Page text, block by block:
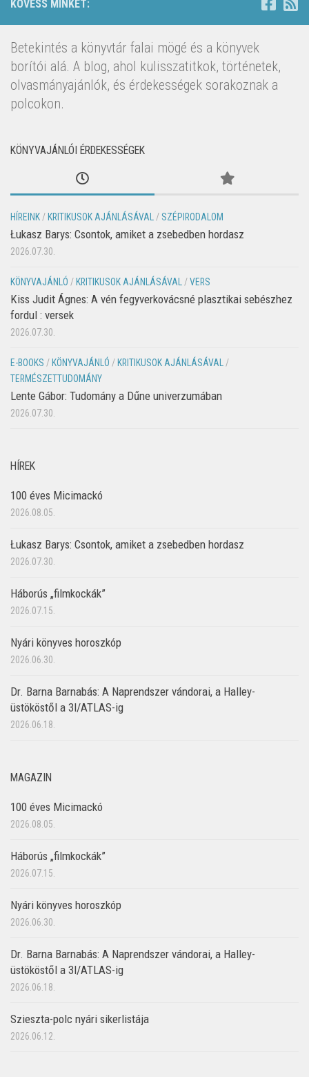
KÖVESS MINKET:
Betekintés a könyvtár falai mögé és a könyvek
borítói alá. A blog, ahol kulisszatitkok, történetek,
olvasmányajánlók, és érdekességek sorakoznak a
polcokon.
KÖNYVAJÁNLÓI ÉRDEKESSÉGEK
HÍREINK / KRITIKUSOK AJÁNLÁSÁVAL / SZÉPIRODALOM
Łukasz Barys: Csontok, amiket a zsebedben hordasz
2026.07.30.
KÖNYVAJÁNLÓ / KRITIKUSOK AJÁNLÁSÁVAL /VERS
Kiss Judit Ágnes: A vén fegyverkovácsné plasztikai sebészhez
fordul : versek
2026.07.30.
E-BOOKS / KÖNYVAJÁNLÓ / KRITIKUSOK AJÁNLÁSÁVAL
/
TERMÉSZETTUDOMÁNY
Lente Gábor: Tudomány a Dűne univerzumában
2026.07.30.
HÍREK
100 éves Micimackó
2026.08.05.
Łukasz Barys: Csontok, amiket a zsebedben hordasz
2026.07.30.
Háborús „filmkockák”
2026.07.15.
Nyári könyves horoszkóp
2026.06.30.
Dr. Barna Barnabás: A Naprendszer vándorai, a Halley-
üstököstől a 3I/ATLAS-ig
2026.06.18.
MAGAZIN
100 éves Micimackó
2026.08.05.
Háborús „filmkockák”
2026.07.15.
Nyári könyves horoszkóp
2026.06.30.
Dr. Barna Barnabás: A Naprendszer vándorai, a Halley-
üstököstől a 3I/ATLAS-ig
2026.06.18.
Szieszta-polc nyári sikerlistája
2026.06.12.